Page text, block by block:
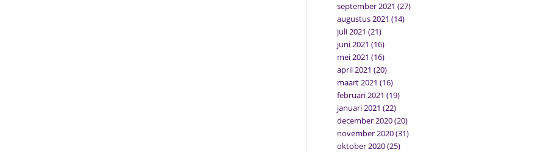
september 2021 (27)
augustus 2021 (14)
juli 2021 (21)
juni 2021 (16)
mei 2021 (16)
april 2021 (20)
maart 2021 (16)
februari 2021 (19)
januari 2021 (22)
december 2020(20)
november 2020(31)
oktober 2020(25)